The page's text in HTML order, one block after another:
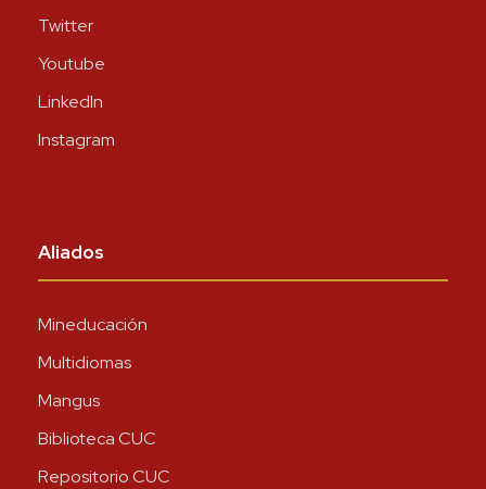
Twitter
Youtube
LinkedIn
Instagram
Aliados
Mineducación
Multidiomas
Mangus
Biblioteca CUC
Repositorio CUC